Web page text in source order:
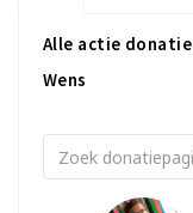
Alle actie
Wens